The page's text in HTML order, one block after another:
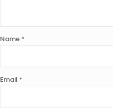
Name *
Email *